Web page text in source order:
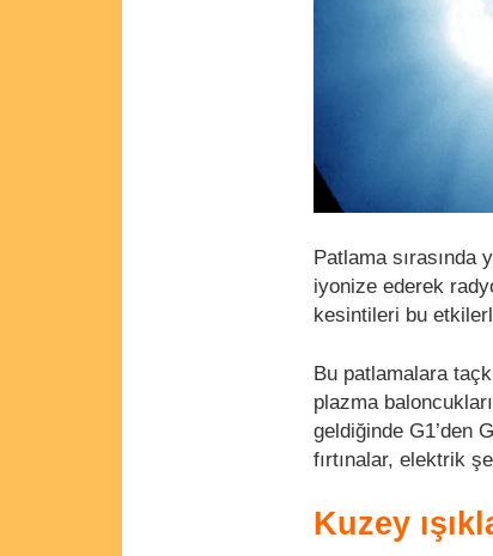
Patlama sırasında
iyonize ederek
kesintileri bu
Bu patlamalara
plazma
geldiğinde G1’den
fırtınalar, elektrik
Kuzey